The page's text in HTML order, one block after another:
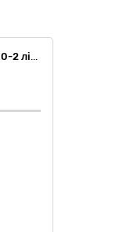
Монето-лічильні машини (код ДК 30140000-2 лічильна та обчислювальна техніка )